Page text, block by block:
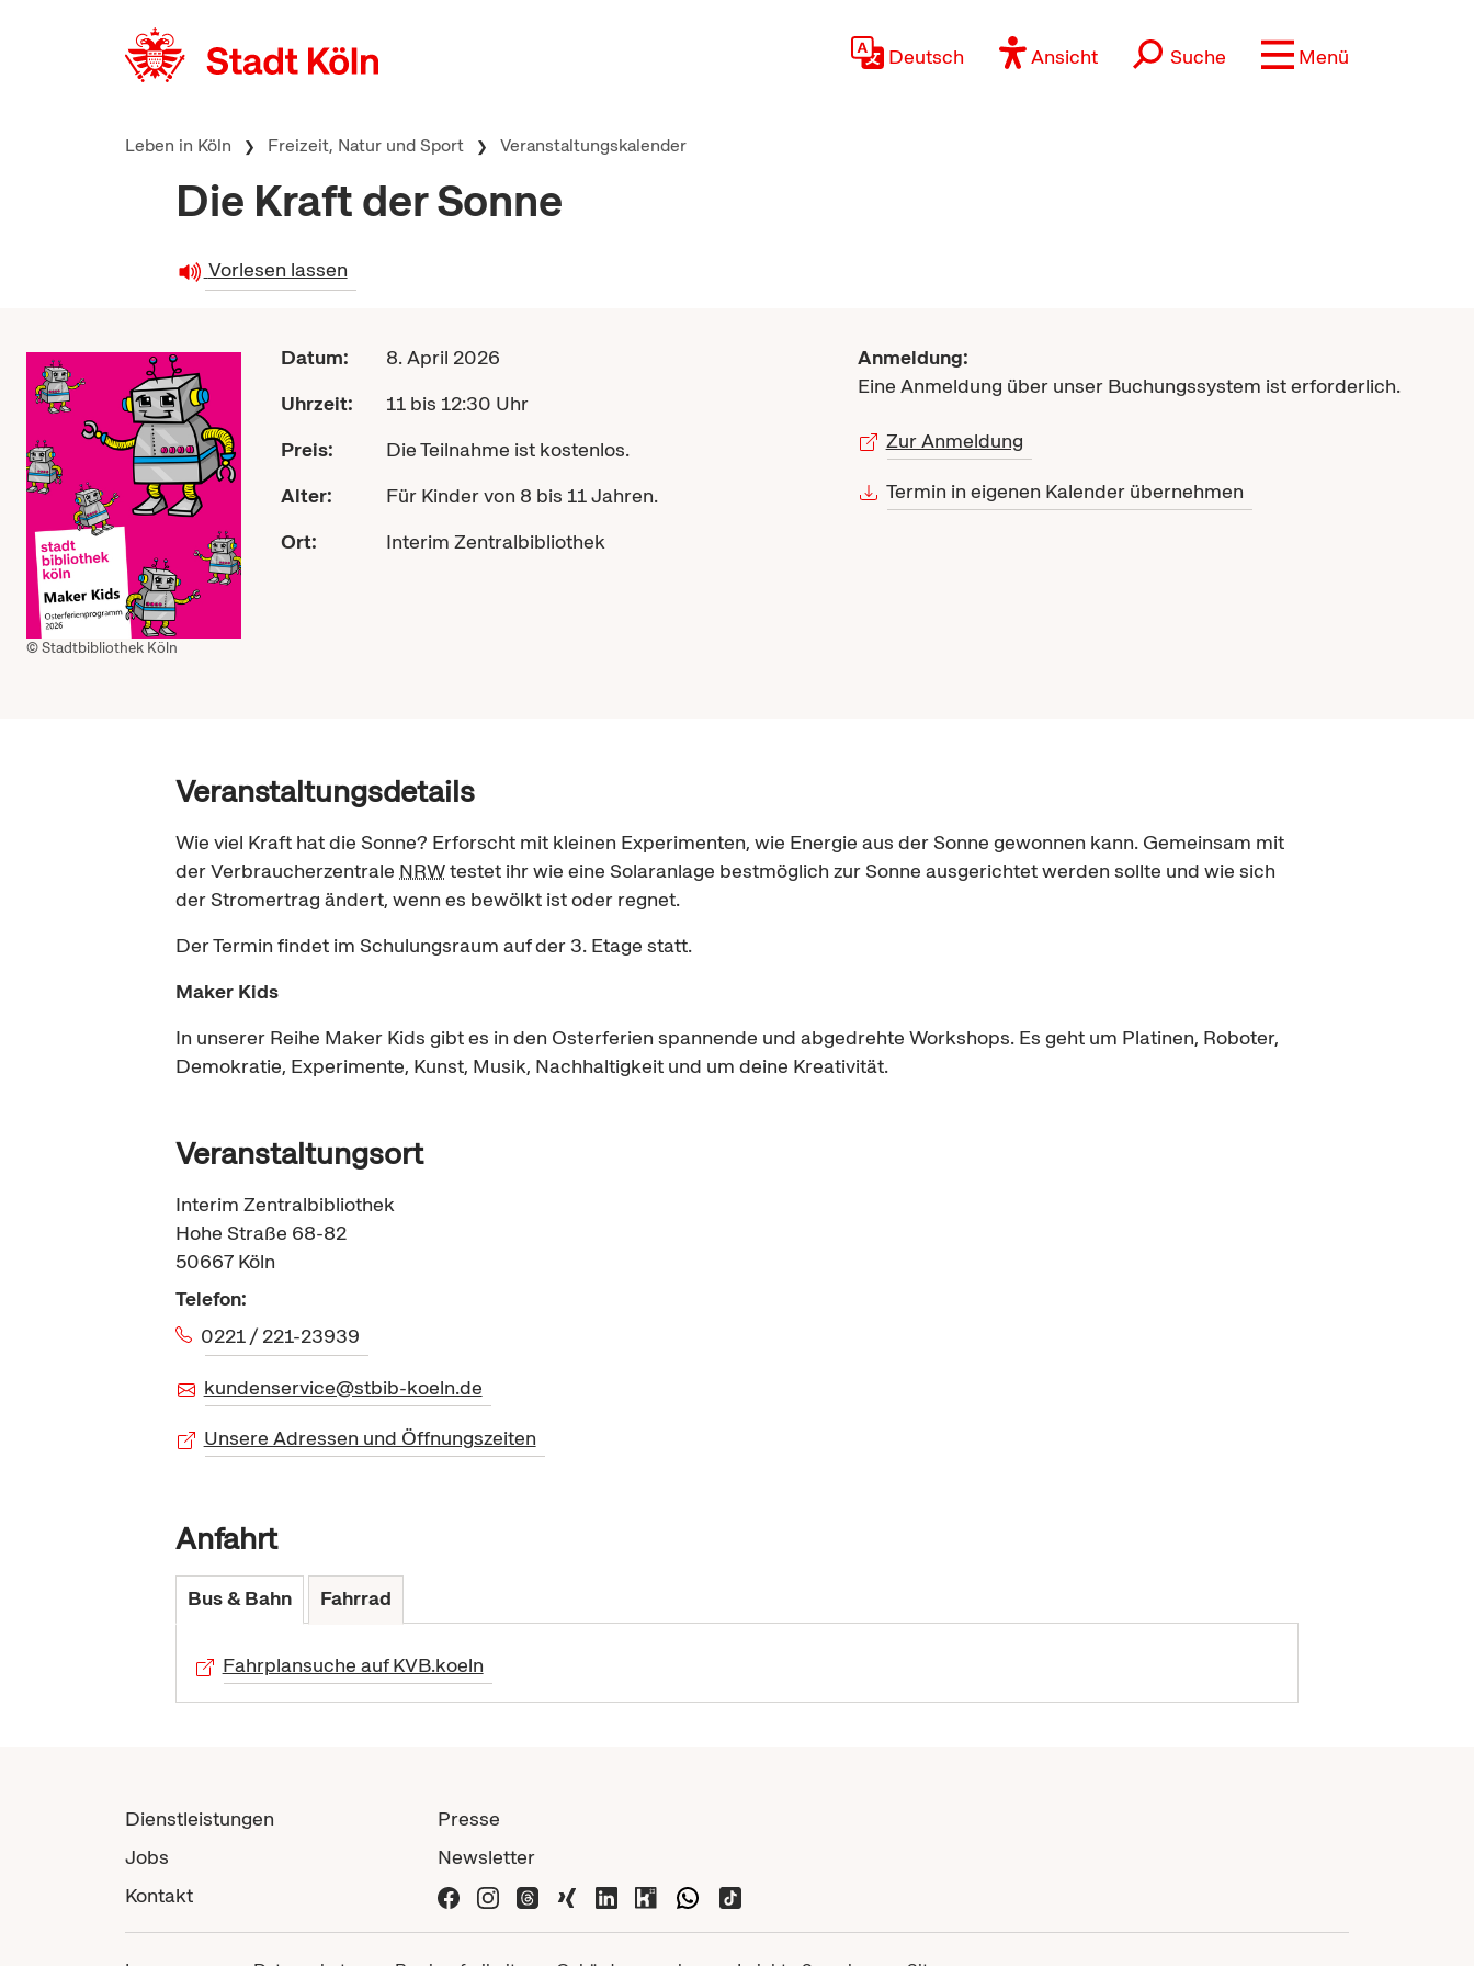
Deutsch
Ansicht Suche Menü
Leben in Köln Freizeit, Natur und Sport Veranstaltungskalender
Die Kraft der Sonne
Vorlesen lassen
© Stadtbibliothek Köln
Datum:
8. April 2026
Uhrzeit:
11 bis 12:30 Uhr
Preis:
Die Teilnahme ist kostenlos.
Alter:
Für Kinder von 8 bis 11 Jahren.
Ort:
Interim Zentralbibliothek
Anmeldung:
Eine Anmeldung über unser Buchungssystem ist erforderlich.
Zur Anmeldung
Termin in eigenen Kalender übernehmen
Veranstaltungsdetails
Wie viel Kraft hat die Sonne? Erforscht mit kleinen Experimenten, wie Energie aus der Sonne gewonnen kann. Gemeinsam mit
der Verbraucherzentrale NRWtestet ihr wie eine Solaranlage bestmöglich zur Sonne ausgerichtet werden sollte und wie sich
der Stromertrag ändert, wenn es bewölkt ist oder regnet.
Der Termin findet im Schulungsraum auf der 3. Etage statt.
Maker Kids
In unserer Reihe Maker Kids gibt es in den Osterferien spannende und abgedrehte Workshops. Es geht um Platinen, Roboter,
Demokratie, Experimente, Kunst, Musik, Nachhaltigkeit und um deine Kreativität.
Veranstaltungsort
Interim Zentralbibliothek
Hohe Straße 68-82
50667 Köln
Telefon:
0221 / 221-23939
kundenservice@stbib-koeln.de
Unsere Adressen und Öffnungszeiten
Anfahrt
Bus & Bahn Fahrrad
Fahrplansuche auf KVB.koeln
Dienstleistungen
Jobs
Kontakt
Presse
Newsletter